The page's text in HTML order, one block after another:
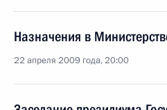
Назначения в
22 апреля 2009 года, 20:00